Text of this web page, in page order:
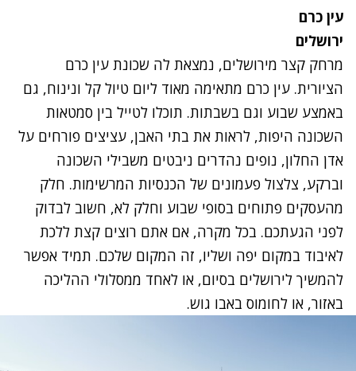
עין כרם
ירושלים
מרחק קצר מירושלים, נמצאת לה שכונת עין כרם
הציורית. עין כרם מתאימה מאוד ליום טיול קל ונינוח, גם
באמצע שבוע וגם בשבתות. תוכלו לטייל בין סמטאות
השכונה היפות, לראות את בתי האבן, עציצים פורחים על
אדן החלון, נופים נהדרים ניבטים משבילי השכונה
וברקע, צלצול פעמונים של הכנסיות המרשימות. חלק
מהעסקים פתוחים בסופי שבוע וחלק לא, חשוב לבדוק
לפני הגעתכם. בכל מקרה, אם אתם רוצים קצת ללכת
לאיבוד במקום יפה ושליו, זה המקום שלכם. תמיד אפשר
להמשיך לירושלים בסיום, או לאחד ממסלולי ההליכה
באזור, או לחומוס באבו גוש.